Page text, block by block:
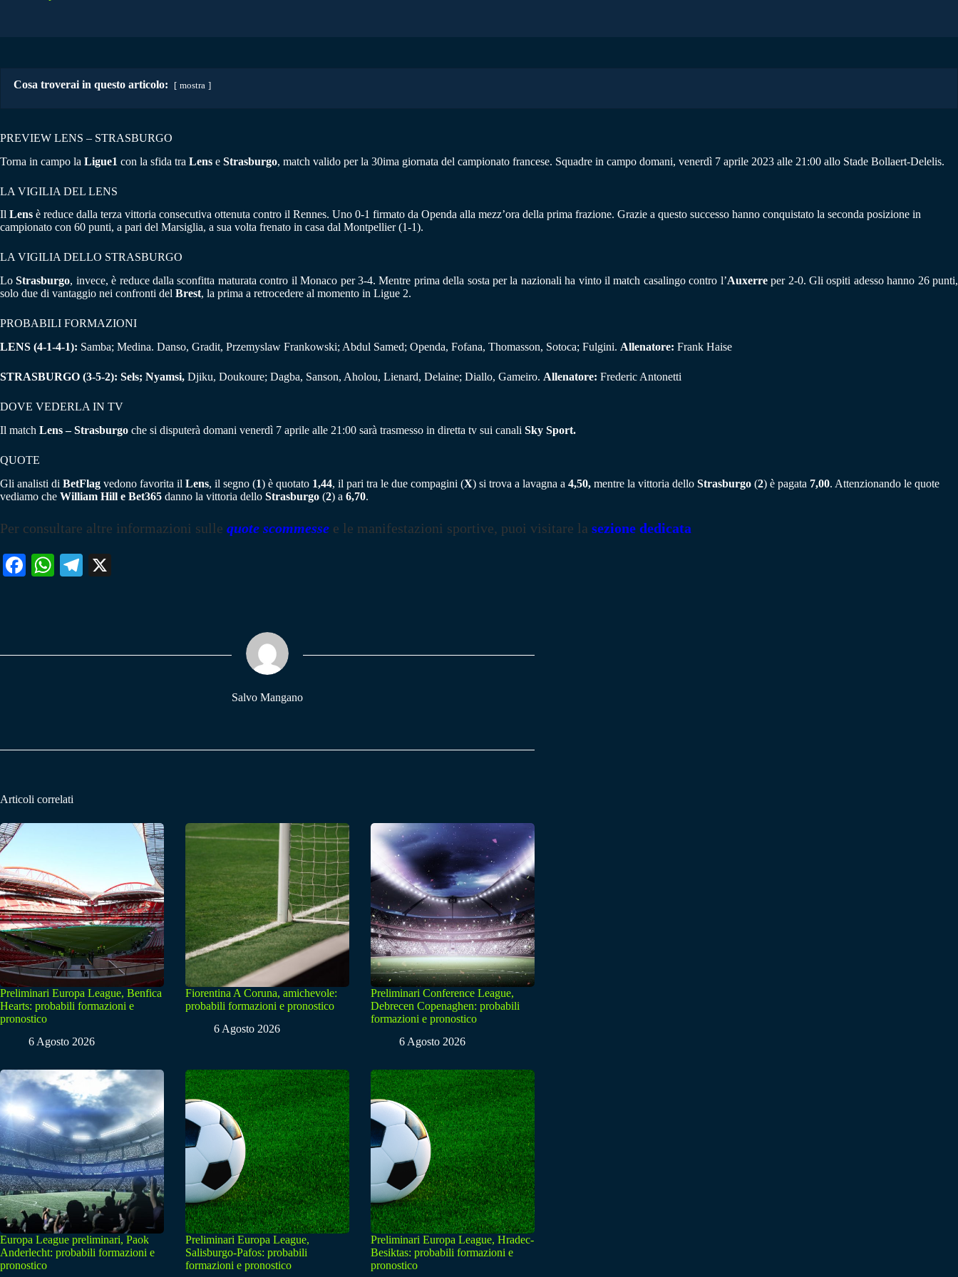
Cosa troverai in questo articolo: mostra
PREVIEW LENS – STRASBURGO
Torna in campo la Ligue1 con la sfida tra Lens e Strasburgo, match valido per la 30ima giornata del campionato francese. Squadre in campo domani, venerdì 7 aprile 2023 alle 21:00 allo Stade Bollaert-Delelis.
LA VIGILIA DEL LENS
Il Lens è reduce dalla terza vittoria consecutiva ottenuta contro il Rennes. Uno 0-1 firmato da Openda alla mezz’ora della prima frazione. Grazie a questo successo hanno conquistato la seconda posizione in
campionato con 60 punti, a pari del Marsiglia, a sua volta frenato in casa dal Montpellier (1-1).
LA VIGILIA DELLO STRASBURGO
LoStrasburgo, invece, è reduce dalla sconfitta maturata contro il Monaco per 3-4. Mentre prima della sosta per la nazionali ha vinto il match casalingo contro l’Auxerreper 2-0. Gli ospiti adesso hanno 26 punti,
solo due di vantaggio nei confronti del Brest, la prima a retrocedere al momento in Ligue 2.
PROBABILI FORMAZIONI
LENS (4-1-4-1): Samba; Medina. Danso, Gradit, Przemyslaw Frankowski; Abdul Samed; Openda, Fofana, Thomasson, Sotoca; Fulgini. Allenatore: Frank Haise
STRASBURGO (3-5-2): Sels; Nyamsi, Djiku, Doukoure; Dagba, Sanson, Aholou, Lienard, Delaine; Diallo, Gameiro. Allenatore: Frederic Antonetti
DOVE VEDERLA IN TV
Il match Lens – Strasburgo che si disputerà domani venerdì 7 aprile alle 21:00 sarà trasmesso in diretta tv sui canali Sky Sport.
QUOTE
Gli analisti di BetFlag vedono favorita il Lens, il segno (1) è quotato 1,44, il pari tra le due compagini (X) si trova a lavagna a 4,50, mentre la vittoria dello Strasburgo (2) è pagata 7,00. Attenzionando le quote
vediamo che William Hill e Bet365 danno la vittoria dello Strasburgo (2) a 6,70.
Per consultare altre informazioni sulle quote scommesse e le manifestazioni sportive, puoi visitare la sezione dedicata
Fa W
pp
Te
m
Salvo Mangano
Articoli correlati
Preliminari Europa League, Benfica
Hearts: probabili formazioni e
pronostico
6 Agosto 2026
Fiorentina A Coruna, amichevole:
probabili formazioni e pronostico
6 Agosto 2026
Preliminari Conference League,
Debrecen Copenaghen: probabili
formazioni e pronostico
6 Agosto 2026
Europa League preliminari, Paok
Anderlecht: probabili formazioni e
pronostico
Preliminari Europa League,
Salisburgo-Pafos: probabili
formazioni e pronostico
Preliminari Europa League, Hradec-
Besiktas: probabili formazioni e
pronostico